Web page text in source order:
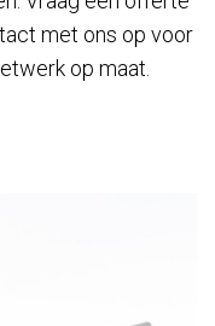
met ons op voor
op maat.